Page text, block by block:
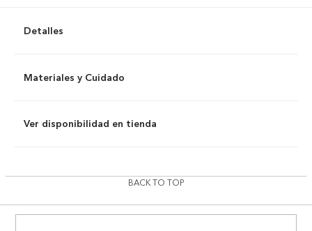
Detalles
Materiales y Cuidado
Ver disponibilidad en tienda
BACK TO TOP